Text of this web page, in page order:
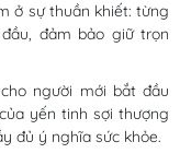
ở sự thuần khiết: từng
đảm bảo giữ trọn
người mới bắt đầu
yến tinh sợi thượng
đủ ý nghĩa sức khỏe.